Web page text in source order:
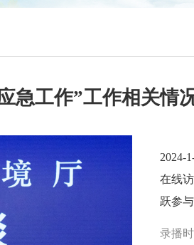
急工作”工作相关情
2024-
在线
跃参与
录播